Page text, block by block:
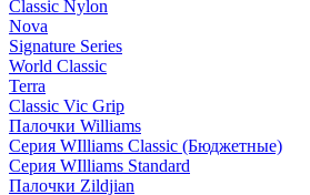
Classic Nylon
Nova
Signature Series
World Classic
Terra
Classic Vic Grip
Палочки Williams
Серия WIlliams Classic (Бюджетные)
Серия WIlliams Standard
Палочки Zildjian